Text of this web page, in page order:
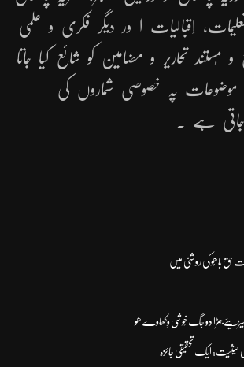
اِقبالیات ا ور دیگر فکری و علمی
مُستند تحاریر و مضامین کو شائع کیا جاتا
موضوعات پہ خصوصی شماروں کی
ہے ۔
حق باھُو کی روشنی میں
جہڑا دو جگ خُوشی وِکھاوے ھو
کی حیثیت: ایک تحقیقی جائزہ